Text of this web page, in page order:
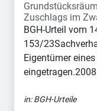
Zuschlags im
BGH-Urteil vom
153/
Eigentümer
in:BGH-Urteile